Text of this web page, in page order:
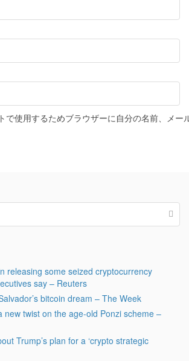
で使用するためブラウザーに自分の名前、メー
releasing some seized cryptocurrency
say – Reuters
bitcoin dream – The Week
new twist on the age-old Ponzi scheme –
Trump’s plan for a ‘crypto strategic